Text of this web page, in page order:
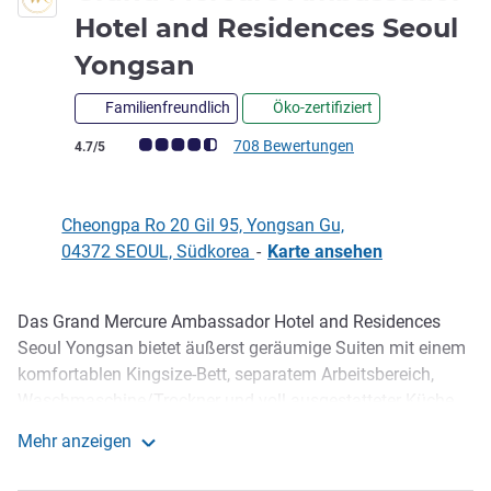
Hotel and Residences Seoul
Yongsan
Familienfreundlich Öko-zertifiziert
Note Kundenmeinungen (Bewertung ALL)
4.7/5 708 Bewertungen
Cheongpa Ro 20 Gil 95, Yongsan Gu,
04372 SEOUL, Südkorea - Karte ansehen
Beschreibung
Das Grand Mercure Ambassador Hotel and Residences
Seoul Yongsan bietet äußerst geräumige Suiten mit einem
komfortablen Kingsize-Bett, separatem Arbeitsbereich,
erstklassigem Fitnesscenter, Sauna, Indoor-Golf, Pool,
Mehr anzeigen